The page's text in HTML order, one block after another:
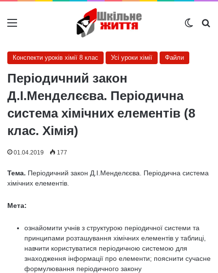
Меню
Конспекти уроків хімії 8 клас Усі уроки хімії Файли
Періодичний закон
Д.І.Менделєєва. Періодична
система хімічних елементів (8
клас. Хімія)
01.04.2019 177
Тема. Періодичний закон Д.І.Менделєєва. Періодична система
хімічних елементів.
Мета:
ознайомити учнів з структурою періодичної системи та
принципами розташування хімічних елементів у таблиці,
навчити користуватися періодичною системою для
знаходження інформації про елементи; пояснити сучасне
формулювання періодичного закону